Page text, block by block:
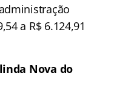
a R$ 6.124,91
Nova do